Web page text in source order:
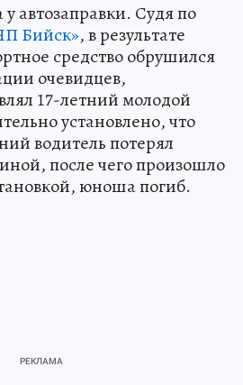
автозаправки. Судя по
Бийск», в результате
средство обрушился
очевидцев,
17-летний молодой
установлено, что
водитель потерял
после чего произошло
юноша погиб.